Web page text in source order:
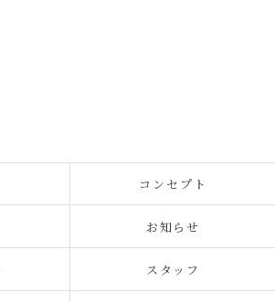
コンセプト
お知らせ
スタッフ